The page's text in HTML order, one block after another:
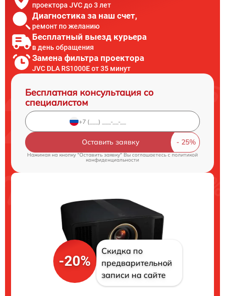
проектора JVC до 3 лет
Диагностика за наш счет,
ремонт по желанию
Бесплатный выезд курьера
в день обращения
Замена фильтра проектора
JVC DLA RS1000E от 35 минут
Бесплатная консультация со
специалистом
Оставить заявку
Нажимая на кнопку "Оставить заявку" Вы соглашаетесь cполитикой
конфиденциальности
-20%
Скидка по
предварительной
записи на сайте